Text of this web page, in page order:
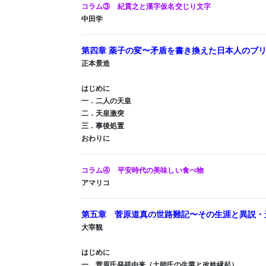
コラム③ 紀貫之と漢字仮名交じり文字
中田学
第四章 薬子の変〜矛盾を書き換えた日本人のブ
正本景造
はじめに
一．二人の天皇
二．天皇激突
三．事後処置
おわりに
コラム④ 平安時代の美味しい食べ物
アマリコ
第五章 菅原道真の世路難記〜その生涯と異説・
大宰観
はじめに